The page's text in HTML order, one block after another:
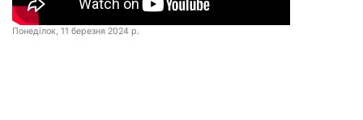
Понеділок, 11 березня 2024 р.